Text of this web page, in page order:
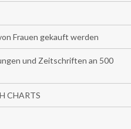
Frauen gekauft werden
und Zeitschriften an 500
CHARTS